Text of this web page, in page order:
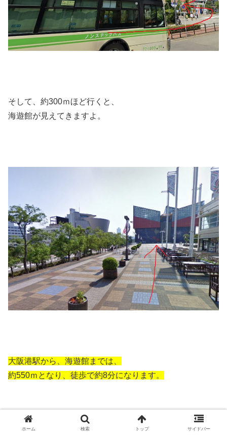
そして、約300ｍほど行くと、
海遊館が見えてきますよ。
大阪港駅から、海遊館までは、
約550ｍとなり、徒歩で約8分になります。
念のため、
ホーム 検索 トップ サイドバー